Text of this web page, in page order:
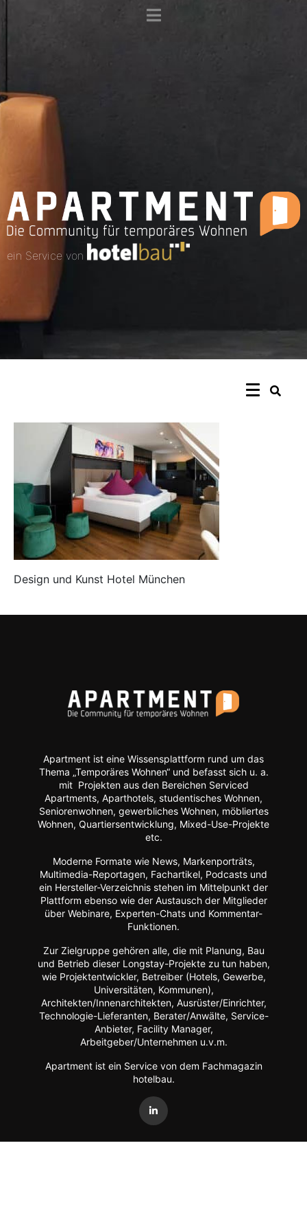
ein Service von
Design und Kunst Hotel München
Apartment ist eine Wissensplattform rund um das
Thema „Temporäres Wohnen“ und befasst sich u. a.
mit Projekten aus den Bereichen Serviced
Apartments, Aparthotels, studentisches Wohnen,
Seniorenwohnen, gewerbliches Wohnen, möbliertes
Wohnen, Quartiersentwicklung, Mixed-Use-Projekte
etc.
Moderne Formate wie News, Markenporträts,
Multimedia-Reportagen, Fachartikel, Podcasts und
ein Hersteller-Verzeichnis stehen im Mittelpunkt der
Plattform ebenso wie der Austausch der Mitglieder
über Webinare, Experten-Chats und Kommentar-
Funktionen.
Zur Zielgruppe gehören alle, die mit Planung, Bau
und Betrieb dieser Longstay-Projekte zu tun haben,
wie Projektentwickler, Betreiber (Hotels, Gewerbe,
Universitäten, Kommunen),
Architekten/Innenarchitekten, Ausrüster/Einrichter,
Technologie-Lieferanten, Berater/Anwälte, Service-
Anbieter, Facility Manager,
Arbeitgeber/Unternehmen u.v.m.
Apartment ist ein Service von dem Fachmagazin
hotelbau.